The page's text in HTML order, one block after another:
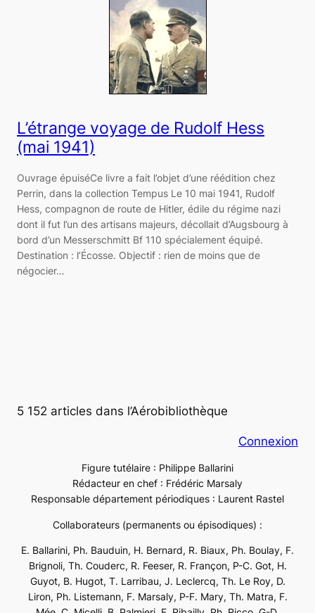
L’étrange voyage de Rudolf Hess
(mai 1941)
Ouvrage épuiséCe livre a fait l’objet d’une réédition chez
Perrin, dans la collection Tempus Le 10 mai 1941, Rudolf
Hess, compagnon de route de Hitler, édile du régime nazi
dont il fut l’un des artisans majeurs, décollait d’Augsbourg à
bord d’un Messerschmitt Bf 110 spécialement équipé.
Destination : l’Écosse. Objectif : rien de moins que de
négocier…
5 152 articles dans l’Aérobibliothèque
Connexion
Figure tutélaire : Philippe Ballarini
Rédacteur en chef : Frédéric Marsaly
Responsable département périodiques : Laurent Rastel
Collaborateurs (permanents ou épisodiques) :
E. Ballarini, Ph. Bauduin, H. Bernard, R. Biaux, Ph. Boulay, F.
Brignoli, Th. Couderc, R. Feeser, R. Françon, P-C. Got, H.
Guyot, B. Hugot, T. Larribau, J. Leclercq, Th. Le Roy, D.
Liron, Ph. Listemann, F. Marsaly, P-F. Mary, Th. Matra, F.